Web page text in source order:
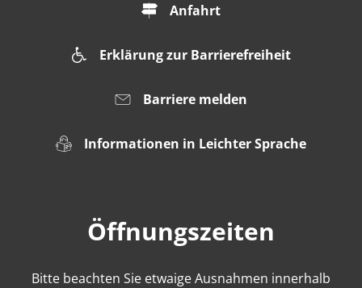
Anfahrt
Erklärung zur Barrierefreiheit
Barriere melden
Informationen in Leichter Sprache
Öffnungszeiten
Bitte beachten Sie etwaige Ausnahmen innerhalb